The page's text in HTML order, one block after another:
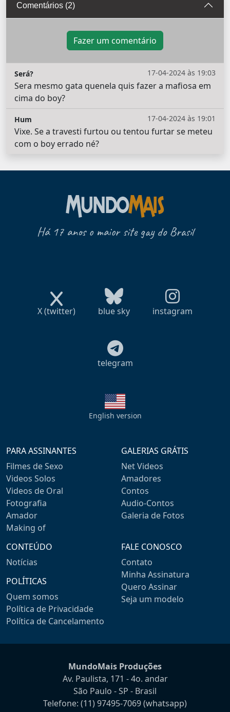
Comentários (2)
Fazer um comentário
17-04-2024 às 19:03
Será?
Sera mesmo gata quenela quis fazer a mafiosa em
cima do boy?
17-04-2024 às 19:01
Hum
Vixe. Se a travesti furtou ou tentou furtar se meteu
com o boy errado né?
Há 17 anos o maior site gay do Brasil
X (twitter) blue sky instagram
telegram
English version
PARA ASSINANTES
Filmes de Sexo
Videos Solos
Videos de Oral
Fotografia
Amador
Making of
GALERIAS GRÁTIS
Net Videos
Amadores
Contos
Audio-Contos
Galeria de Fotos
CONTEÚDO
Notícias
POLÍTICAS
Quem somos
Política de Privacidade
Política de Cancelamento
FALE CONOSCO
Contato
Minha Assinatura
Quero Assinar
Seja um modelo
MundoMais Produções
Av. Paulista, 171 - 4o. andar
São Paulo - SP - Brasil
Telefone: (11) 97495-7069(whatsapp)